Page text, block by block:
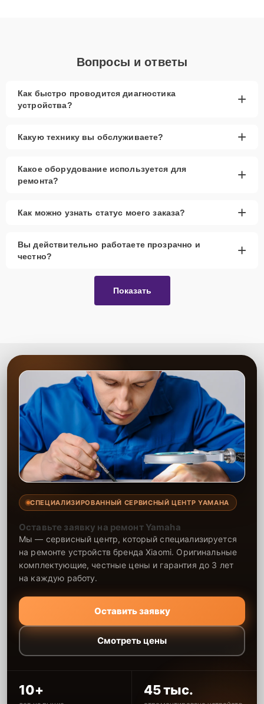
Вопросы и ответы
Как быстро проводится диагностика
устройства?
+
Какую технику вы обслуживаете? +
Какое оборудование используется для
ремонта?
+
Как можно узнать статус моего заказа? +
Вы действительно работаете прозрачно и
честно?
+
Показать
СПЕЦИАЛИЗИРОВАННЫЙ СЕРВИСНЫЙ ЦЕНТР YAMAHA
Оставьте заявку на ремонт Yamaha
Мы — сервисный центр, который специализируется
на ремонте устройств бренда Xiaomi. Оригинальные
комплектующие, честные цены и гарантия до 3 лет
на каждую работу.
Оставить заявку
Смотреть цены
10+ 45 тыс.